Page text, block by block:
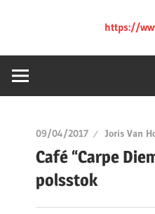
https://
09/04/2017 Joris Van
Café “Carpe
polsstok